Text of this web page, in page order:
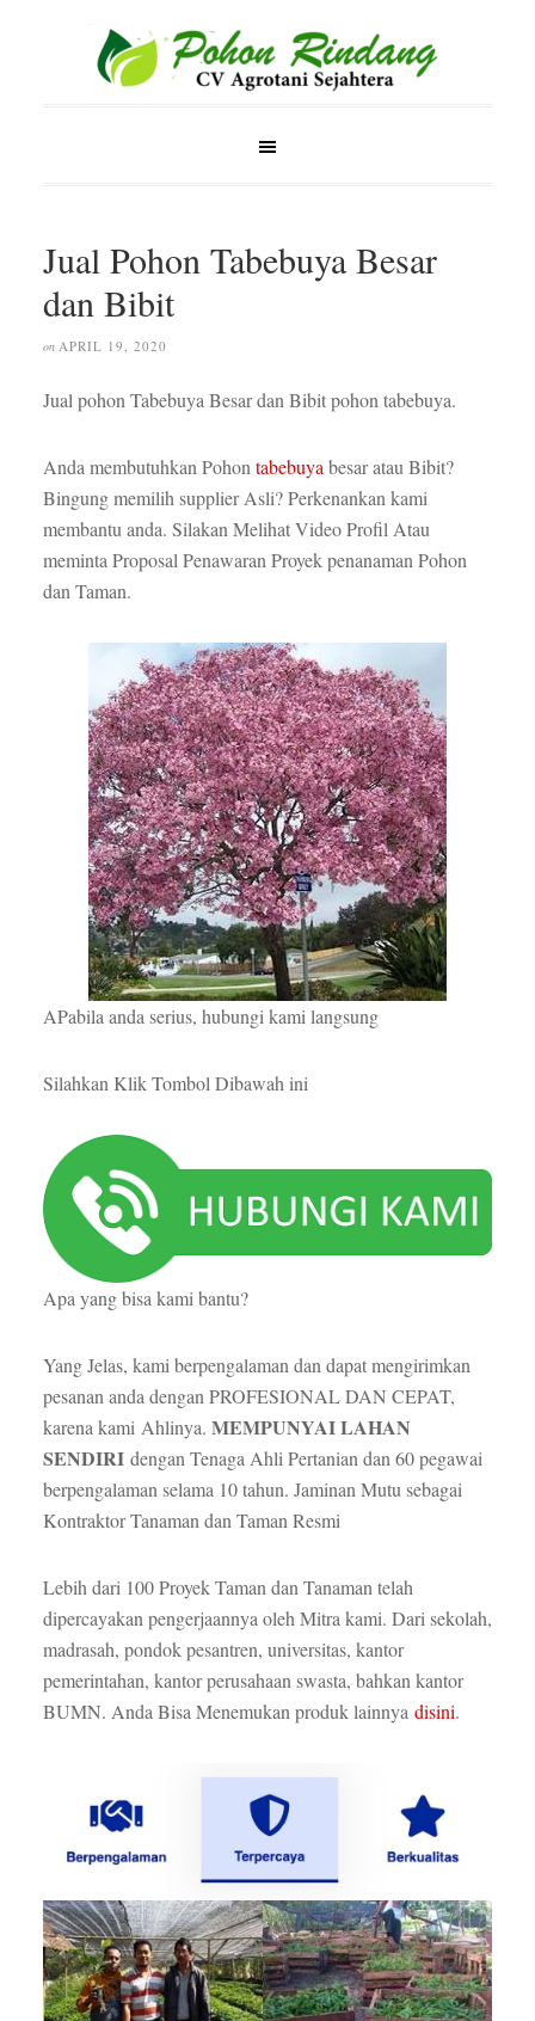
Jual Pohon Tabebuya Besar
dan Bibit
on APRIL 19, 2020
Jual pohon Tabebuya Besar dan Bibit pohon tabebuya.
Anda membutuhkan Pohon tabebuya besar atau Bibit?
Bingung memilih supplier Asli? Perkenankan kami
membantu anda. Silakan Melihat Video Profil Atau
meminta Proposal Penawaran Proyek penanaman Pohon
dan Taman.
APabila anda serius, hubungi kami langsung
Silahkan Klik Tombol Dibawah ini
Apa yang bisa kami bantu?
Yang Jelas, kami berpengalaman dan dapat mengirimkan
pesanan anda dengan PROFESIONAL DAN CEPAT,
karena kami Ahlinya. MEMPUNYAI LAHAN
SENDIRIdengan Tenaga Ahli Pertanian dan 60 pegawai
berpengalaman selama 10 tahun. Jaminan Mutu sebagai
Kontraktor Tanaman dan Taman Resmi
Lebih dari 100 Proyek Taman dan Tanaman telah
dipercayakan pengerjaannya oleh Mitra kami. Dari sekolah,
madrasah, pondok pesantren, universitas, kantor
pemerintahan, kantor perusahaan swasta, bahkan kantor
BUMN. Anda Bisa Menemukan produk lainnya disini.